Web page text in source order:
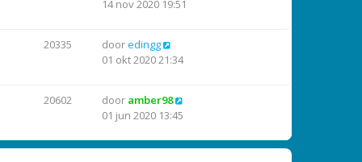
14 nov 2020 19:51
20335 dooredingg
01 okt 2020 21:34
20602 door amber98
01 jun 2020 13:45